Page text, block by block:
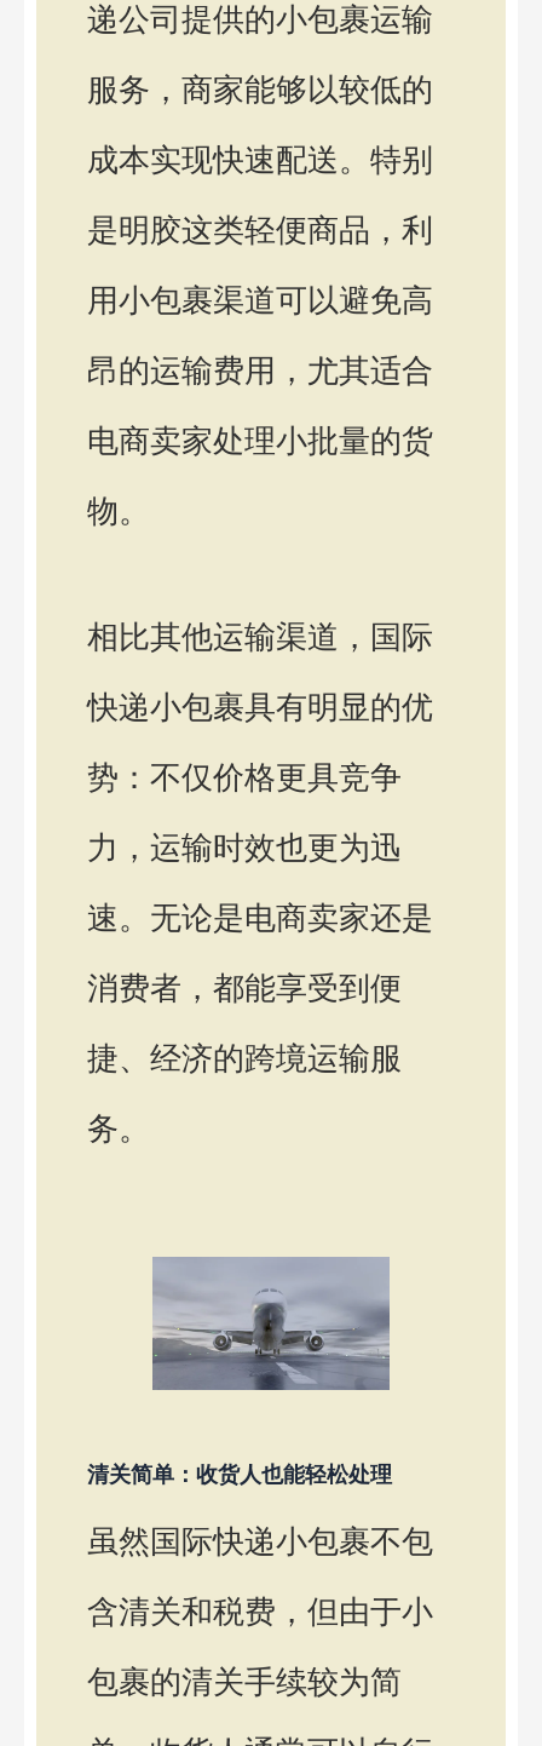
递公司提供的小包裹运输
服务，商家能够以较低的
成本实现快速配送。特别
是明胶这类轻便商品，利
用小包裹渠道可以避免高
昂的运输费用，尤其适合
电商卖家处理小批量的货
物。
相比其他运输渠道，国际
快递小包裹具有明显的优
势：不仅价格更具竞争
力，运输时效也更为迅
速。无论是电商卖家还是
消费者，都能享受到便
捷、经济的跨境运输服
务。
清关简单：收货人也能轻松处理
虽然国际快递小包裹不包
含清关和税费，但由于小
包裹的清关手续较为简